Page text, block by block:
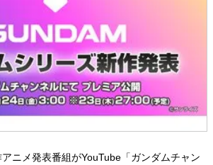
ニメ発表番組がYouTube「ガンダムチャン